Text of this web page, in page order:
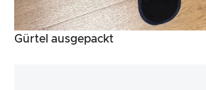
Gürtel ausgepackt